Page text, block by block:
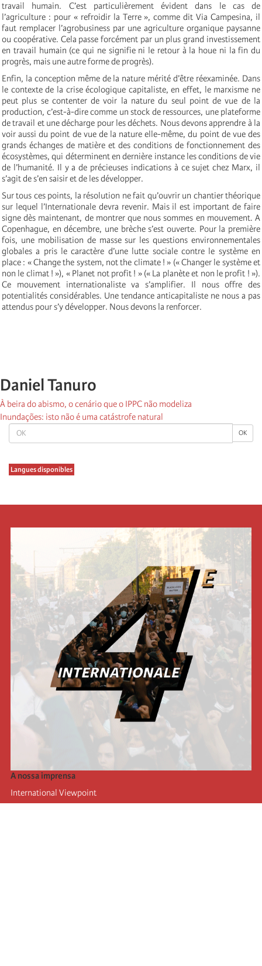
OK OK
Langues disponibles
travail humain. C’est particulièrement évident dans le cas de
l’agriculture : pour « refroidir la Terre », comme dit Via Campesina, il
faut remplacer l’agrobusiness par une agriculture organique paysanne
ou coopérative. Cela passe forcément par un plus grand investissement
en travail humain (ce qui ne signifie ni le retour à la houe ni la fin du
progrès, mais une autre forme de progrès).
Enfin, la conception même de la nature mérité d’être réexaminée. Dans
le contexte de la crise écologique capitaliste, en effet, le marxisme ne
peut plus se contenter de voir la nature du seul point de vue de la
production, c’est-à-dire comme un stock de ressources, une plateforme
de travail et une décharge pour les déchets. Nous devons apprendre à la
voir aussi du point de vue de la nature elle-même, du point de vue des
grands échanges de matière et des conditions de fonctionnement des
écosystèmes, qui déterminent en dernière instance les conditions de vie
de l’humanité. Il y a de précieuses indications à ce sujet chez Marx, il
s’agit de s’en saisir et de les développer.
Sur tous ces points, la résolution ne fait qu’ouvrir un chantier théorique
sur lequel l’Internationale devra revenir. Mais il est important de faire
signe dès maintenant, de montrer que nous sommes en mouvement. A
Copenhague, en décembre, une brèche s’est ouverte. Pour la première
fois, une mobilisation de masse sur les questions environnementales
globales a pris le caractère d’une lutte sociale contre le système en
place : « Change the system, not the climate ! » (« Changer le système et
non le climat ! »), « Planet not profit ! » (« La planète et non le profit ! »).
Ce mouvement internationaliste va s’amplifier. Il nous offre des
potentialités considérables. Une tendance anticapitaliste ne nous a pas
attendus pour s’y développer. Nous devons la renforcer.
Daniel Tanuro
À beira do abismo, o cenário que o IPPC não modeliza
Inundações: isto não é uma catástrofe natural
A nossa imprensa
International Viewpoint